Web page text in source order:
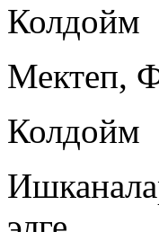
Колдойм
Мектеп,
Колдойм